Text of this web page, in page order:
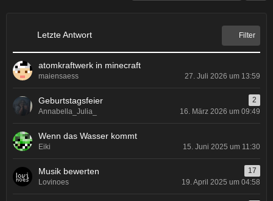
Letzte Antwort Filter
atomkraftwerk in minecraft
maiensaess 27. Juli 2026 um 13:59
Geburtstagsfeier
2
Annabella_Julia_
16. März 2026 um 09:49
Wenn das Wasser kommt
Eiki 15. Juni 2025 um 11:30
Musik bewerten
17
Lovinoes
19. April 2025 um 04:58